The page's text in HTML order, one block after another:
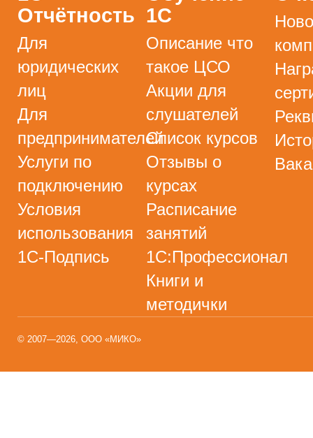
Отчётность
Для
юридических
лиц
Для
предпринимателей
Услуги по
подключению
Условия
использования
1С-Подпись
1С
Описание что
такое ЦСО
Акции для
слушателей
Список курсов
Отзывы о
курсах
Расписание
занятий
1С:Профессионал
Книги и
методички
© 2007—2026, ООО «МИКО»